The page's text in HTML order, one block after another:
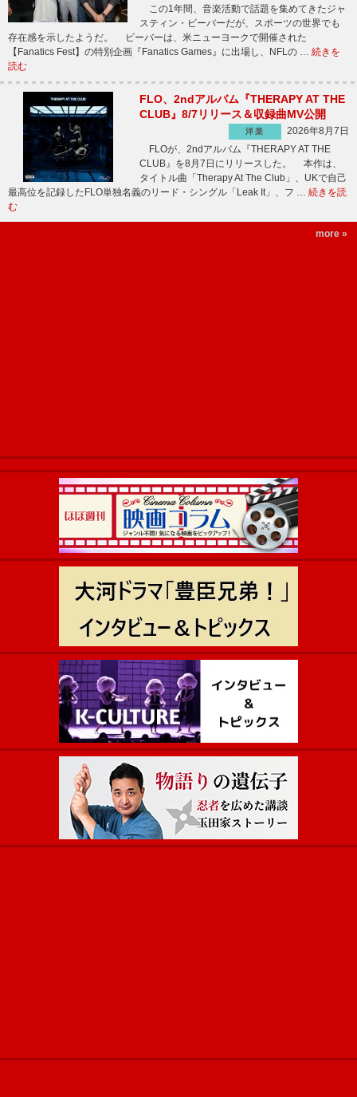
この1年間、音楽活動で話題を集めてきたジャ
スティン・ビーバーだが、スポーツの世界でも
存在感を示したようだ。 ビーバーは、米ニューヨークで開催された
【Fanatics Fest】の特別企画『Fanatics Games』に出場し、NFLの … 続きを
読む
FLO、2ndアルバム『THERAPY AT THE
CLUB』8/7リリース＆収録曲MV公開
洋楽
2026年8月7日
FLOが、2ndアルバム『THERAPY AT THE
CLUB』を8月7日にリリースした。 本作は、
タイトル曲「Therapy At The Club」、UKで自己
最高位を記録したFLO単独名義のリード・シングル「Leak It」、フ … 続きを読
む
more »